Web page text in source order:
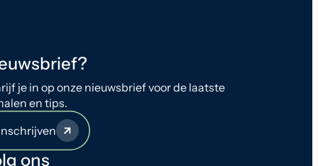
je in op onze nieuwsbrief voor de laatste
en tips.
ons